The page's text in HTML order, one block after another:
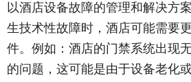
以酒店设备故障的管理和解决方
生技术性故障时，酒店可能需要
件。例如：酒店的门禁系统出现
的问题，这可能是由于设备老化